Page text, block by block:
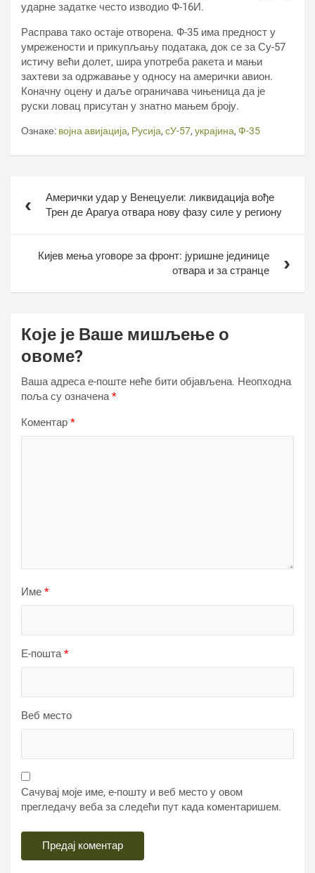
ударне задатке често изводио Ф-16И.
Расправа тако остаје отворена. Ф-35 има предност у
умрежености и прикупљању података, док се за Су-57
истичу већи долет, шира употреба ракета и мањи
захтеви за одржавање у односу на амерички авион.
Коначну оцену и даље ограничава чињеница да је
руски ловац присутан у знатно мањем броју.
Ознаке: војна авијација, Русија, сУ-57, украјина, Ф-35
чланкаАмерички удар у Венецуели: ликвидација вође
Трен де Арагуа отвара нову фазу силе у региону
Кијев мења уговоре за фронт: јуришне јединице
отвара и за странце
Које је Ваше мишљење о
овоме?
Ваша адреса е-поште неће бити објављена. Неопходна
поља су означена*
Коментар *
Име *
Е-пошта*
Веб место
Сачувај моје име, е-пошту и веб место у овом
прегледачу веба за следећи пут када коментаришем.